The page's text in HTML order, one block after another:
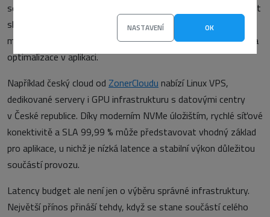
NASTAVENÍ OK
serverů, rychlost úložiště, síťová konektivita nebo dostupnost
služeb. Pokud je samotný hosting pomalý nebo nestabilní,
mohou být výkonnostní cíle obtížně dosažitelné bez ohledu na
optimalizace v aplikaci.
Například český cloud od ZonerCloudu nabízí Linux VPS,
dedikované servery i GPU infrastrukturu s datovými centry
v České republice. Díky moderním NVMe úložištím, rychlé síťové
konektivitě a SLA 99,99 % může představovat vhodný základ
pro aplikace, u nichž je nízká latence a stabilní výkon důležitou
součástí provozu.
Latency budget ale není jen o výběru správné infrastruktury.
Největší přínos přináší tehdy, když se stane součástí celého